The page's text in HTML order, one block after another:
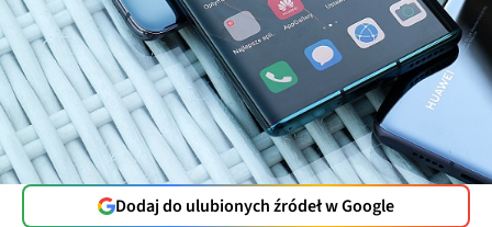
Dodaj do ulubionych źródeł w Google